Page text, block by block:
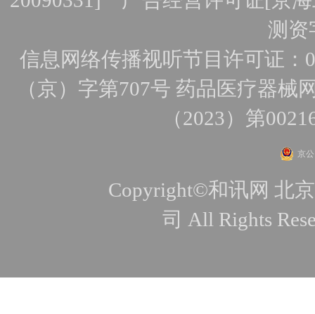
测资
信息网络传播视听节目许可证：
（京）字第707号 药品医疗器械
（2023）第
京
Copyright©和讯网 北
司 All Rights